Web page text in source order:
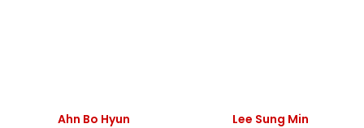
Ahn Bo Hyun Lee Sung Min